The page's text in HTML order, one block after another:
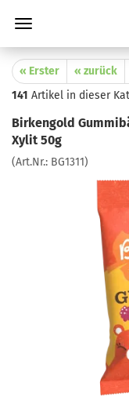
« Erster « zurück
141 Artikel in dieser
Birkengold
Xylit 50g
(Art.Nr.: BG1311)